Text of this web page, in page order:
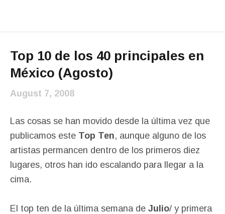
Top 10 de los 40 principales en
México (Agosto)
August 7, 2008
Las cosas se han movido desde la última vez que
publicamos este Top Ten, aunque alguno de los
artistas permancen dentro de los primeros diez
lugares, otros han ido escalando para llegar a la
cima.
El top ten de la última semana de Julio/ y primera